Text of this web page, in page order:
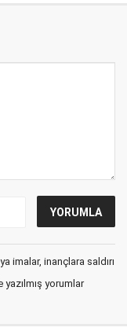
imalar, inançlara saldırı
yorumlar